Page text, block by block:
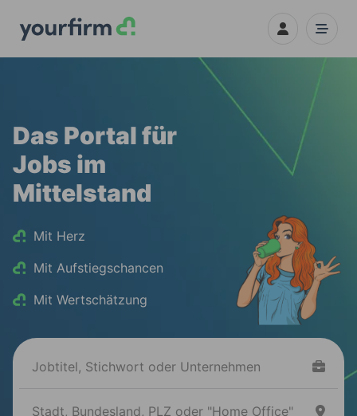
Das Portal für
Jobs im
Mittelstand
Mit Herz
Mit Aufstiegschancen
Mit Wertschätzung